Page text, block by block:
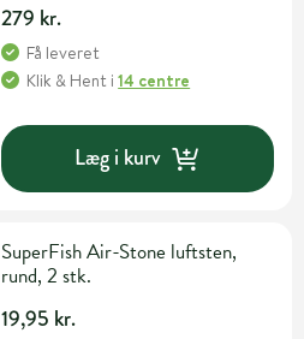
279 kr.
Få leveret
Klik & Hent i14 centre
Læg i kurv
SuperFish Air-Stone luftsten,
rund, 2 stk.
19,95 kr.